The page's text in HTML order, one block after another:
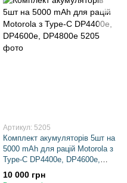
Артикул: 5205
Комплект акумуляторів 5шт на
5000 mAh для рацій Motorola з
Type-C DP4400e, DP4600e,
DP4800e
10 000 грн